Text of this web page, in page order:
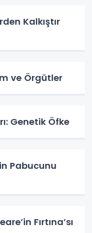
Kalkıştır
ve Örgütler
Genetik Öfke
Pabucunu
Fırtına’sı